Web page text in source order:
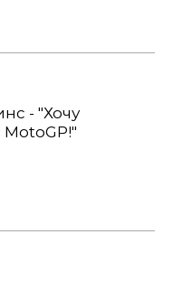
- "Хочу
MotoGP!"